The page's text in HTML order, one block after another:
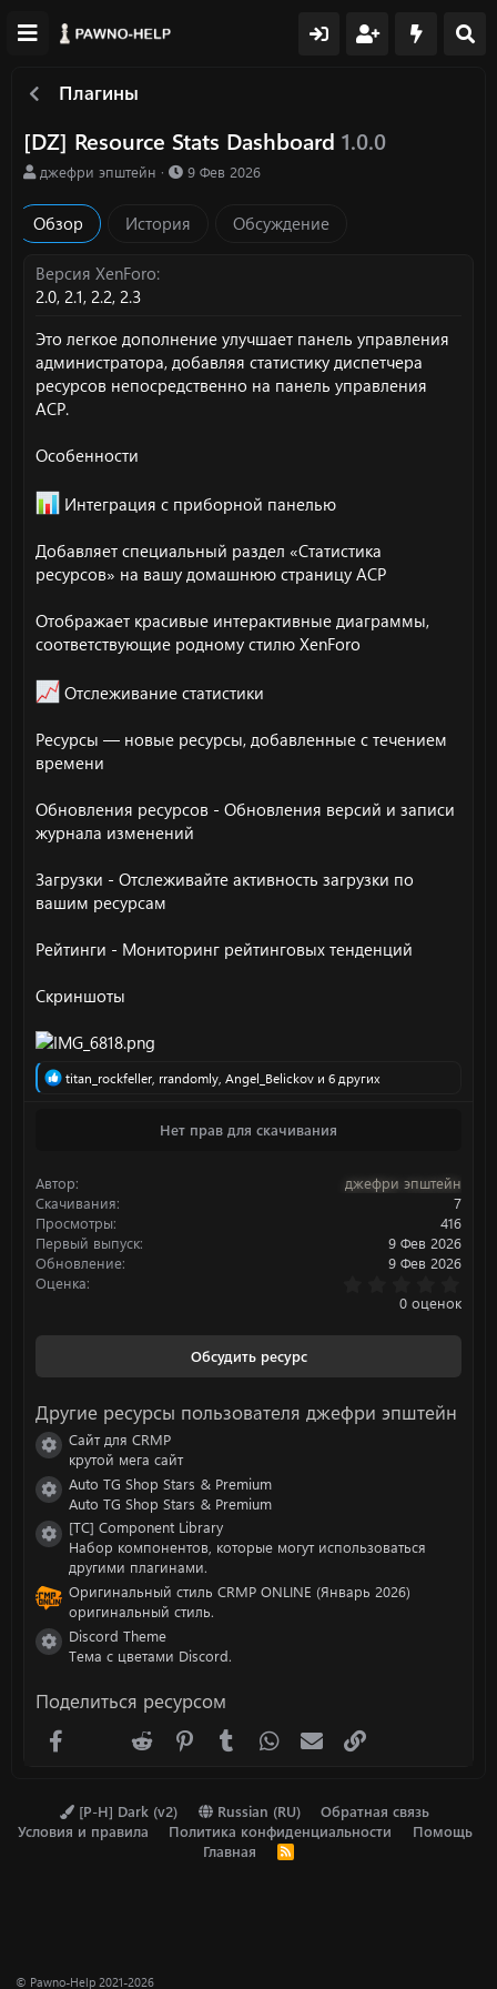
Плагины
[DZ] Resource Stats Dashboard 1.0.0
А
т
о
джефри эпштейн
Д
а
н
и
я
9 Фев 2026
Обзор История Обсуждение
Версия XenForo
2.0 2.1 2.2 2.3
Это легкое дополнение улучшает панель управления
администратора, добавляя статистику диспетчера
ресурсов непосредственно на панель управления
ACP.
Особенности
Интеграция с приборной панелью
Добавляет специальный раздел «Статистика
ресурсов» на вашу домашнюю страницу ACP
Отображает красивые интерактивные диаграммы,
соответствующие родному стилю XenForo
Отслеживание статистики
Ресурсы — новые ресурсы, добавленные с течением
времени
Обновления ресурсов - Обновления версий и записи
журнала изменений
Загрузки - Отслеживайте активность загрузки по
вашим ресурсам
Рейтинги - Мониторинг рейтинговых тенденций
Скриншоты
Р
и
:
titan_rockfeller, rrandomly, Angel_Belickov и 6 других
Нет прав для скачивания
Автор
джефри эпштейн
Скачивания
7
Просмотры
416
Первый выпуск
9 Фев 2026
Обновление
9 Фев 2026
Оценка
.
0
0 оценок
Обсудить ресурс
Другие ресурсы пользователя джефри эпштейн
Иконка ресурса
Сайт для CRMP
крутой мега сайт
Иконка ресурса
Auto TG Shop Stars & Premium
Auto TG Shop Stars & Premium
Иконка ресурса
[TC] Component Library
Набор компонентов, которые могут использоваться
другими плагинами.
Оригинальный стиль CRMP ONLINE (Январь 2026)
оригинальный стиль.
Иконка ресурса
Discord Theme
Тема с цветами Discord.
Поделиться ресурсом
FacebookX (Twitter)
Reddit PinterestTumblr WhatsAppЭлектронная почта
[P-H] Dark (v2) Russian (RU)
Обратная связь
Условия и правила
Политика конфиденциальности
Помощь
Главная
R
© Pawno-Help 2021-2026